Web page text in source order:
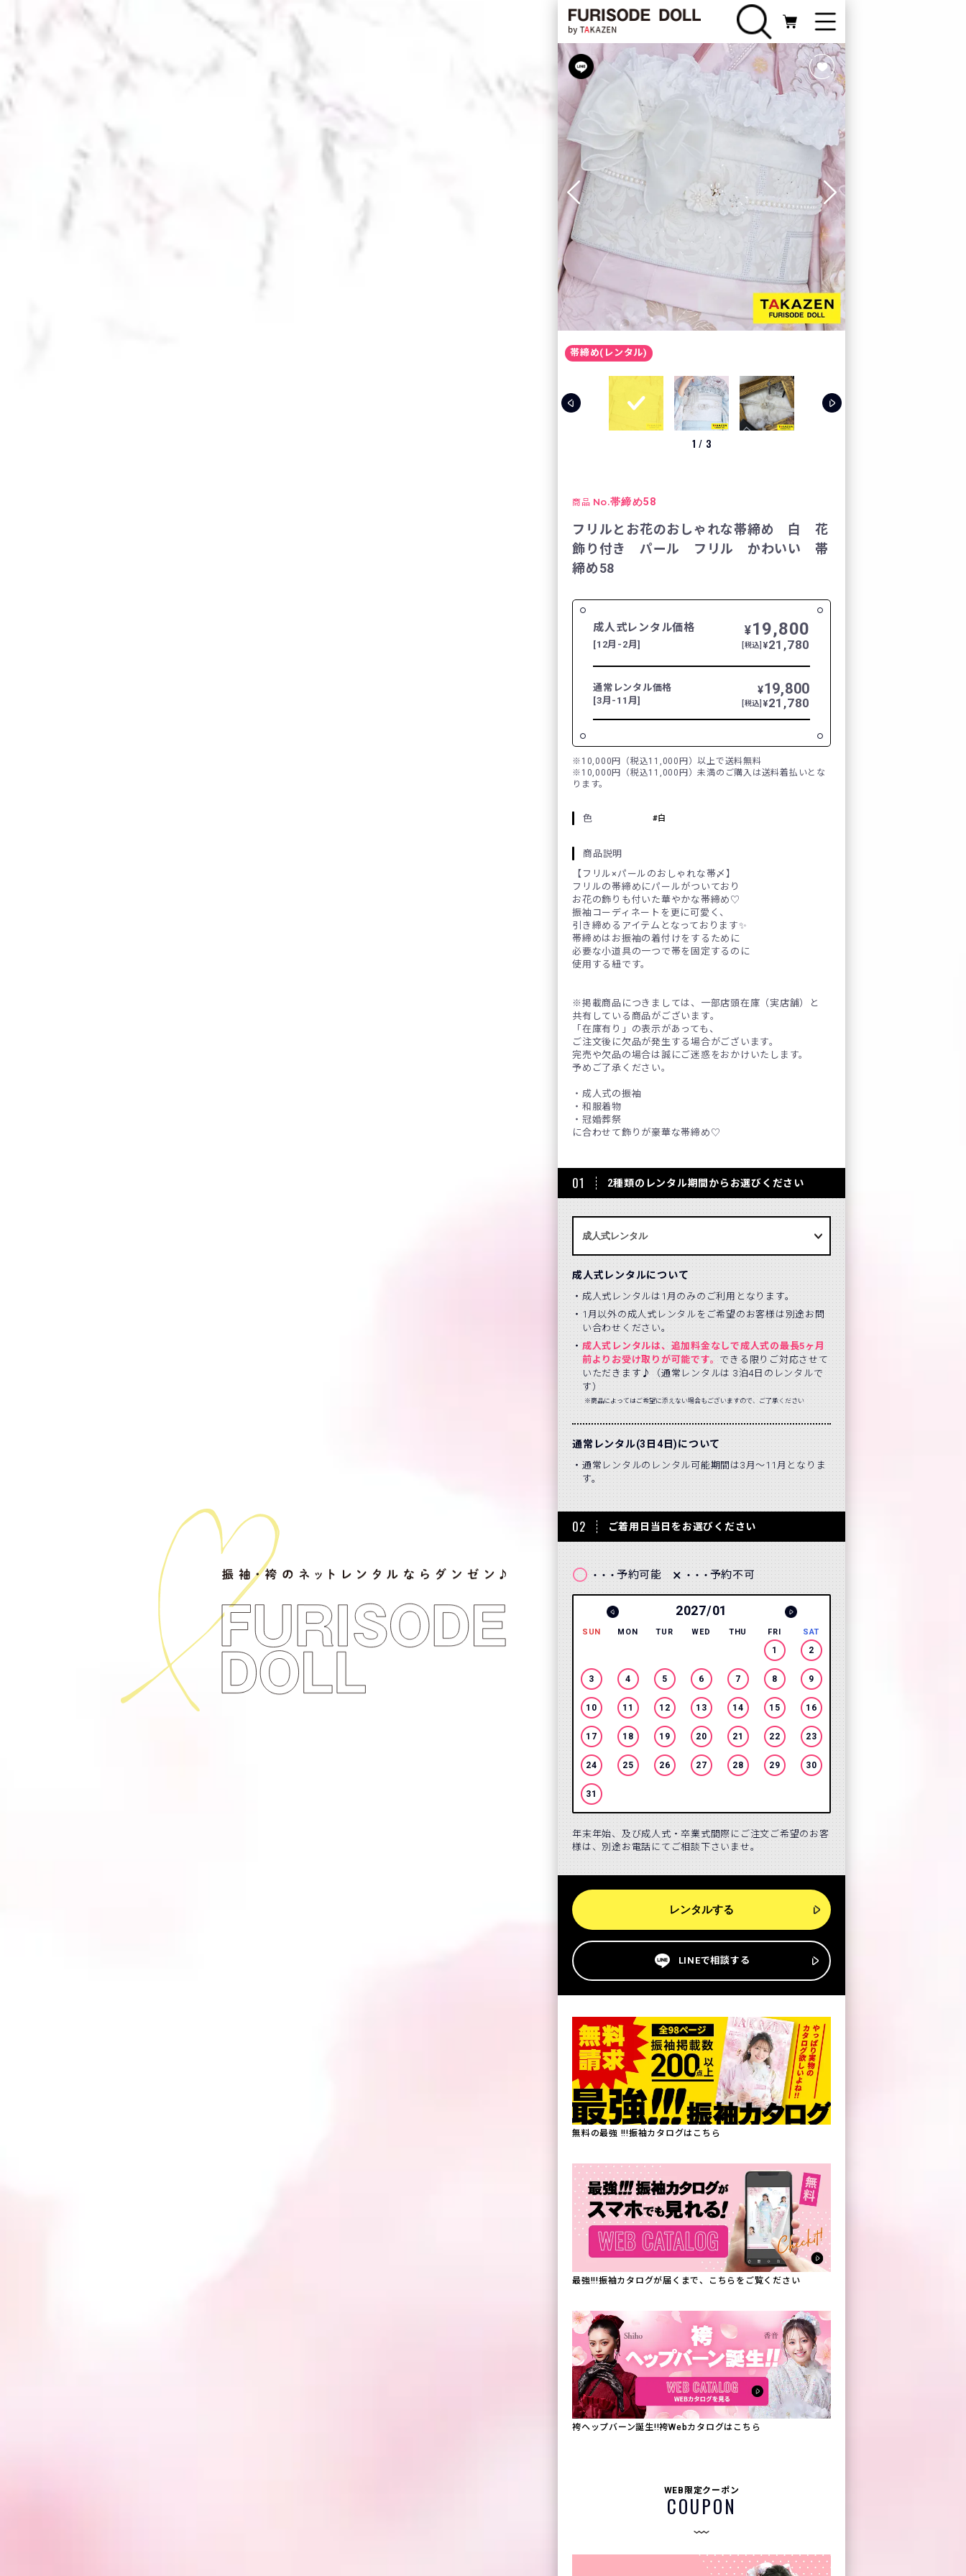
帯締め(レンタル)
1 / 3
商品 No.帯締め58
フリルとお花のおしゃれな帯締め 白 花
飾り付き パール フリル かわいい 帯
締め58
成人式レンタル価格
[12月-2月]
¥19,800
[税込] ¥21,780
通常レンタル価格
[3月-11月]
¥19,800
[税込] ¥21,780
※10,000円（税込11,000円）以上で送料無料
※10,000円（税込11,000円）未満のご購入は送料着払いとな
ります。
色 白
商品説明
【フリル×パールのおしゃれな帯〆】
フリルの帯締めにパールがついており
お花の飾りも付いた華やかな帯締め♡
振袖コーディネートを更に可愛く、
引き締めるアイテムとなっております✨
帯締めはお振袖の着付けをするために
必要な小道具の一つで帯を固定するのに
使用する紐です。
※掲載商品につきましては、一部店頭在庫（実店舗）と
共有している商品がございます。
「在庫有り」の表示があっても、
ご注文後に欠品が発生する場合がございます。
完売や欠品の場合は誠にご迷惑をおかけいたします。
予めご了承ください。
・成人式の振袖
・和服着物
・冠婚葬祭
に合わせて飾りが豪華な帯締め♡
01 2種類のレンタル期間からお選びください
成人式レンタルについて
成人式レンタルは1月のみのご利用となります。
1月以外の成人式レンタルをご希望のお客様は別途お問
い合わせください。
成人式レンタルは、追加料金なしで成人式の最長5ヶ月
前よりお受け取りが可能です。 できる限りご対応させて
いただきます♪（通常レンタルは 3泊4日のレンタルで
す）
※商品によってはご希望に添えない場合もございますので、ご了承ください
通常レンタル(3日4日)について
通常レンタルのレンタル可能期間は3月～11月となりま
す。
02 ご着用日当日をお選びください
〇 ・・・ 予約可能 × ・・・ 予約不可
2027/01
SUN MON TUR WED THU FRI SAT
1 2
3 4 5 6 7 8 9
10 11 12 13 14 15 16
17 18 19 20 21 22 23
24 25 26 27 28 29 30
31
SUN
14
21
28
年末年始、及び成人式・卒業式間際にご注文ご希望のお客
様は、別途お電話にてご相談下さいませ。
レンタルする
LINEで相談する
無料の最強 !!!振袖カタログはこちら
最強!!!振袖カタログが届くまで、こちらをご覧ください
袴ヘップバーン誕生!!袴Webカタログはこちら
WEB限定クーポン
COUPON